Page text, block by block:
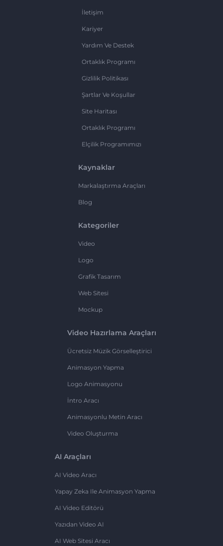
İletişim
Kariyer
Yardım Ve Destek
Ortaklık Programı
Gizlilik Politikası
Şartlar Ve Koşullar
Site Haritası
Ortaklık Programı
Elçilik Programımızı
Kaynaklar
Markalaştırma Araçları
Blog
Kategoriler
Video
Logo
Grafik Tasarım
Web Sitesi
Mockup
Video Hazırlama Araçları
Ücretsiz Müzik Görselleştirici
Animasyon Yapma
Logo Animasyonu
İntro Aracı
Animasyonlu Metin Aracı
Video Oluşturma
AI Araçları
AI Video Aracı
Yapay Zeka Ile Animasyon Yapma
AI Video Editörü
Yazıdan Video AI
AI Web Sitesi Aracı